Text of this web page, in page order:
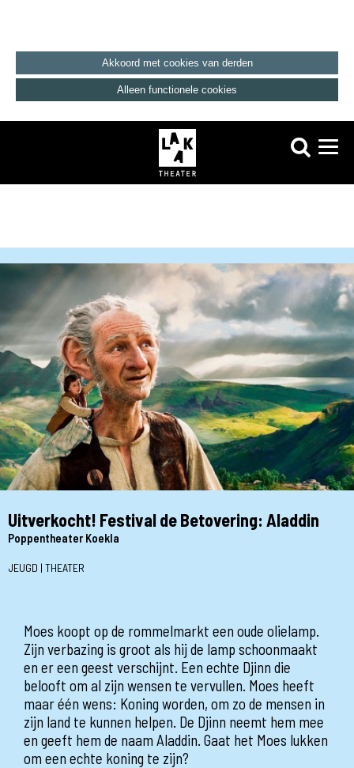
Akkoord met cookies van derden
Alleen functionele cookies
Uitverkocht! Festival de Betovering: Aladdin
Poppentheater Koekla
JEUGD | THEATER
Moes koopt op de rommelmarkt een oude olielamp.
Zijn verbazing is groot als hij de lamp schoonmaakt
en er een geest verschijnt. Een echte Djinn die
belooft om al zijn wensen te vervullen. Moes heeft
maar één wens: Koning worden, om zo de mensen in
zijn land te kunnen helpen. De Djinn neemt hem mee
en geeft hem de naam Aladdin. Gaat het Moes lukken
om een echte koning te zijn?